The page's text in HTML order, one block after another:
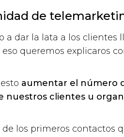
de
a dar la lata a los clientes
queremos explicaros
aumentar el número
nuestros clientes u
de los primeros contactos